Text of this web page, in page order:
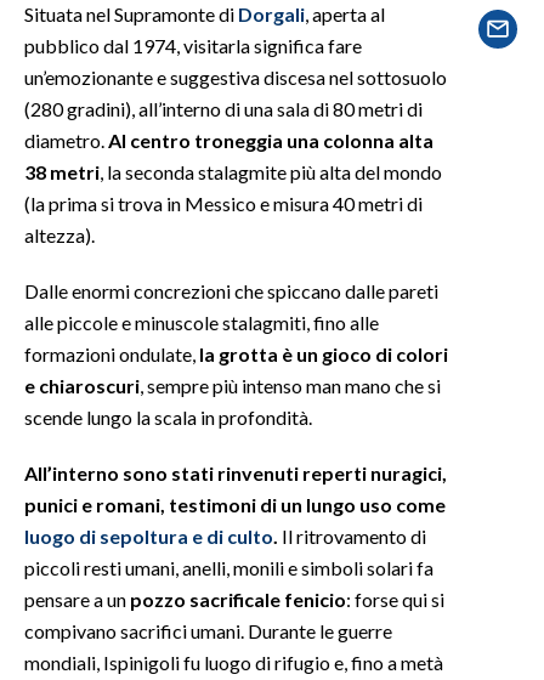
SARDEGNA TURISMO
SARDI NEL MONDO
NOTIZIE
EVENTI
#CARAUNIONE
INSULARITÀ
INFO AZIENDE
ABBONATI
ANNUNCI
NECROLOGI
PUBBLICITÀ
SPIAGGE
STORE
Situata nel Supramonte di Dorgali , aperta al
pubblico dal 1974, visitarla significa fare
un’emozionante e suggestiva discesa nel sottosuolo
(280 gradini), all’interno di una sala di 80 metri di
diametro. Al centro troneggia una colonna alta
38 metri ,​ la seconda stalagmite più alta del mondo
(la prima si trova in Messico e misura 40 metri di
altezza).
Dalle enormi concrezioni che spiccano dalle pareti
alle piccole e minuscole stalagmiti​, fino alle
formazioni ondulate, la grotta è un gioco di colori
e chiaroscuri , sempre più intenso man mano che si
scende lungo la scala in profondità.
All’interno sono stati rinvenuti reperti nuragici,
punici e romani, testimoni di un lungo uso come
luogo di sepoltura e di culto Il ritrovamento di
piccoli resti umani, anelli, monili e simboli solari fa
pensare a un pozzo sacrificale fenicio: forse qui si
compivano sacrifici umani. Durante le guerre
mondiali, Ispinigoli fu luogo di rifugio e, fino a metà